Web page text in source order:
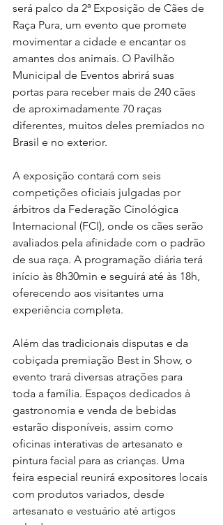
será palco da 2ª Exposição de Cães de
Raça Pura, um evento que promete
movimentar a cidade e encantar os
amantes dos animais. O Pavilhão
Municipal de Eventos abrirá suas
portas para receber mais de 240 cães
de aproximadamente 70 raças
diferentes, muitos deles premiados no
Brasil e no exterior.
A exposição contará com seis
competições oficiais julgadas por
árbitros da Federação Cinológica
Internacional (FCI), onde os cães serão
avaliados pela afinidade com o padrão
de sua raça. A programação diária terá
início às 8h30min e seguirá até às 18h,
oferecendo aos visitantes uma
experiência completa.
Além das tradicionais disputas e da
cobiçada premiação Best in Show, o
evento trará diversas atrações para
toda a família. Espaços dedicados à
gastronomia e venda de bebidas
estarão disponíveis, assim como
oficinas interativas de artesanato e
pintura facial para as crianças. Uma
feira especial reunirá expositores locais
com produtos variados, desde
artesanato e vestuário até artigos